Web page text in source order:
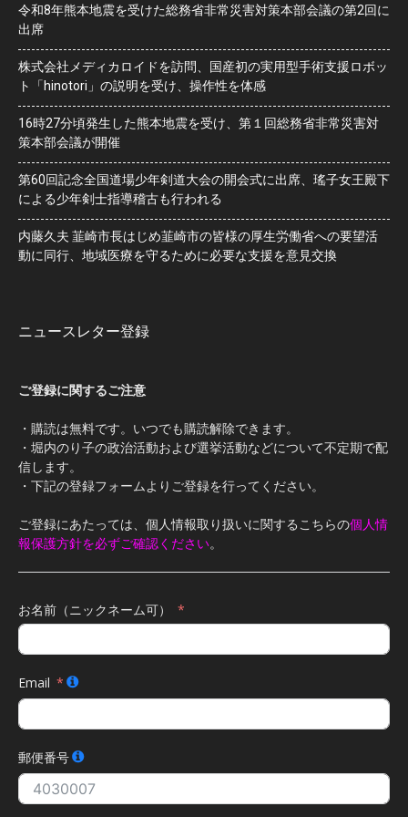
令和8年熊本地震を受けた総務省非常災害対策本部会議の第2回に
出席
株式会社メディカロイドを訪問、国産初の実用型手術支援ロボッ
ト「hinotori」の説明を受け、操作性を体感
16時27分頃発生した熊本地震を受け、第１回総務省非常災害対
策本部会議が開催
第60回記念全国道場少年剣道大会の開会式に出席、瑤子女王殿下
による少年剣士指導稽古も行われる
内藤久夫 韮崎市長はじめ韮崎市の皆様の厚生労働省への要望活
動に同行、地域医療を守るために必要な支援を意見交換
ニュースレター登録
ご登録に関するご注意
・購読は無料です。いつでも購読解除できます。
・堀内のり子の政治活動および選挙活動などについて不定期で配
信します。
・下記の登録フォームよりご登録を行ってください。
ご登録にあたっては、個人情報取り扱いに関するこちらの個人情
報保護方針を必ずご確認ください。
お名前（ニックネーム可）
Email
郵便番号